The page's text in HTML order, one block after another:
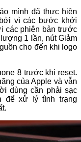
mình đã thực hiện
vì các bước khởi
các phiên bản trước
1 lần, nút Giảm
cho đến khi logo
8 trước khi reset.
của Apple và vẫn
dùng cần phải sạc
để xử lý tình trạng